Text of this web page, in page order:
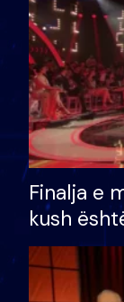
Finalja e
kush
shtëpinë
të fituar